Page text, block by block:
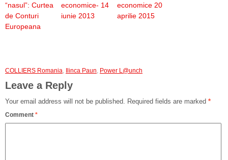
“nasul”: Curtea
de Conturi
Europeana
economice- 14
iunie 2013
economice 20
aprilie 2015
COLLIERS Romania, Ilinca Paun, Power L@unch
Leave a Reply
Your email address will not be published. Required fields are marked *
Comment *